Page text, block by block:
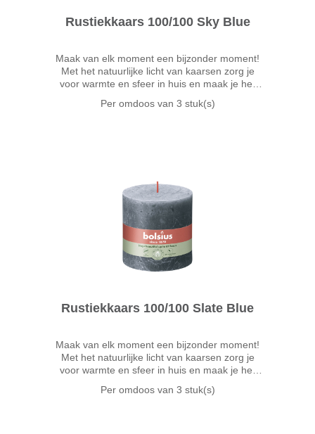
Rustiekkaars 100/100 Sky Blue
Maak van elk moment een bijzonder moment!
Met het natuurlijke licht van kaarsen zorg je
voor warmte en sfeer in huis en maak je het
de blauwe kleur Sky Blue is 10cm hoog en
Per omdoos van 3 stuk(s)
Rustiekkaars 100/100 Slate Blue
Maak van elk moment een bijzonder moment!
Met het natuurlijke licht van kaarsen zorg je
voor warmte en sfeer in huis en maak je het
de donkerblauwe kleur Slate Blue is 10cm
Per omdoos van 3 stuk(s)